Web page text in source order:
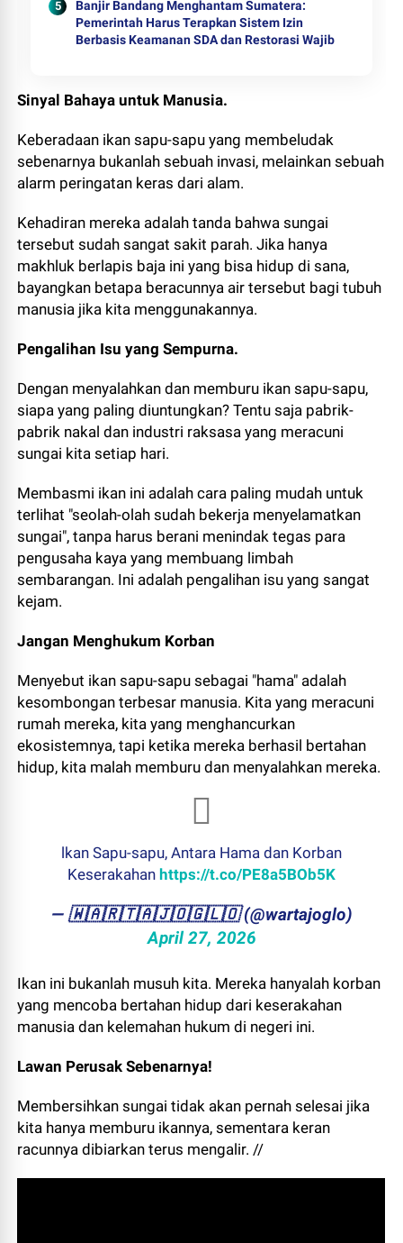
Banjir Bandang Menghantam Sumatera:
Pemerintah Harus Terapkan Sistem Izin
Berbasis Keamanan SDA dan Restorasi Wajib
Sinyal Bahaya untuk Manusia.
Keberadaan ikan sapu-sapu yang membeludak
sebenarnya bukanlah sebuah invasi, melainkan sebuah
alarm peringatan keras dari alam.
Kehadiran mereka adalah tanda bahwa sungai
tersebut sudah sangat sakit parah. Jika hanya
makhluk berlapis baja ini yang bisa hidup di sana,
bayangkan betapa beracunnya air tersebut bagi tubuh
manusia jika kita menggunakannya.
Pengalihan Isu yang Sempurna.
Dengan menyalahkan dan memburu ikan sapu-sapu,
siapa yang paling diuntungkan? Tentu saja pabrik-
pabrik nakal dan industri raksasa yang meracuni
sungai kita setiap hari.
Membasmi ikan ini adalah cara paling mudah untuk
terlihat "seolah-olah sudah bekerja menyelamatkan
sungai", tanpa harus berani menindak tegas para
pengusaha kaya yang membuang limbah
sembarangan. Ini adalah pengalihan isu yang sangat
kejam.
Jangan Menghukum Korban
Menyebut ikan sapu-sapu sebagai "hama" adalah
kesombongan terbesar manusia. Kita yang meracuni
rumah mereka, kita yang menghancurkan
ekosistemnya, tapi ketika mereka berhasil bertahan
hidup, kita malah memburu dan menyalahkan mereka.
lkan Sapu-sapu, Antara Hama dan Korban
Keserakahan https://t.co/PE8a5BOb5K
— ​🇼​​🇦​​🇷​​🇹​​🇦​​🇯​​🇴​​🇬​​🇱​​🇴 (@wartajoglo)
April 27, 2026
Ikan ini bukanlah musuh kita. Mereka hanyalah korban
yang mencoba bertahan hidup dari keserakahan
manusia dan kelemahan hukum di negeri ini.
Lawan Perusak Sebenarnya!
Membersihkan sungai tidak akan pernah selesai jika
kita hanya memburu ikannya, sementara keran
racunnya dibiarkan terus mengalir. //